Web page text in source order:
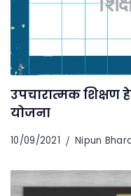
उपचारात्मक शिक्षण
योजना
10/09/2021 Nipun